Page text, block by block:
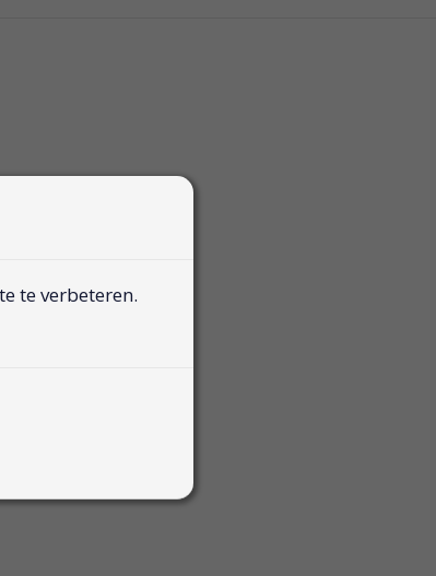
te verbeteren.